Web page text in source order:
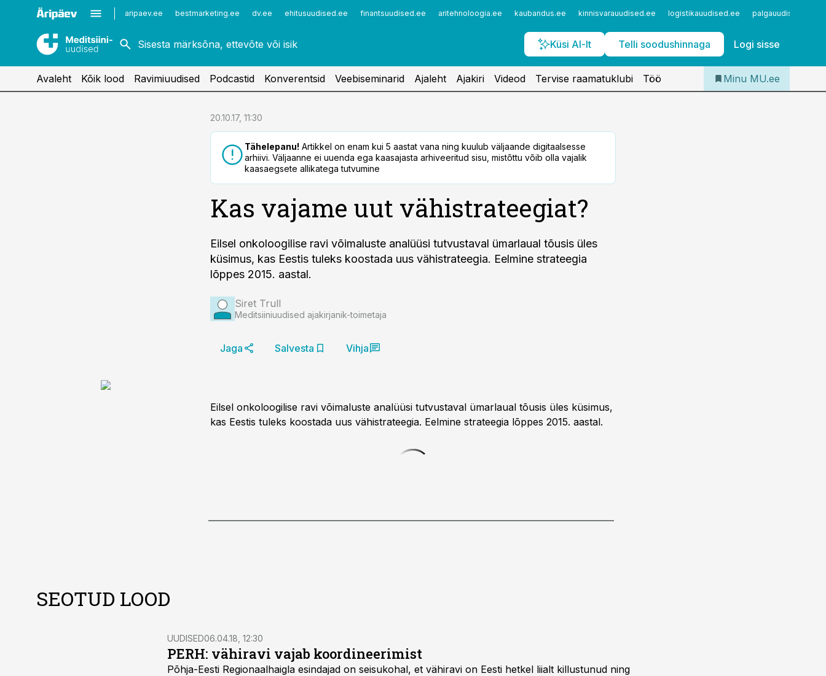
aripaev.ee bestmarketing.ee dv.ee ehitusuudised.ee finantsuudised.ee aritehnoloogia.ee kaubandus.ee kinnisvarauudised.ee logistikauudised.ee palgauudised.ee
Küsi AI-lt Telli soodushinnaga Logi sisse
Kirurgia
Naistehaigused
Vaktsineerimine
Iseteenindus
Telli Meditsiiniuudised
Avaleht Kõik lood Ravimiuudised Podcastid Konverentsid Veebiseminarid Ajaleht Ajakiri Videod Tervise raamatuklubi Töö Minu MU.ee
20.10.17, 11:30
Tähelepanu! Artikkel on enam kui 5 aastat vana ning kuulub väljaande digitaalsesse
arhiivi. Väljaanne ei uuenda ega kaasajasta arhiveeritud sisu, mistõttu võib olla vajalik
kaasaegsete allikatega tutvumine
Kas vajame uut vähistrateegiat?
Eilsel onkoloogilise ravi võimaluste analüüsi tutvustaval ümarlaual tõusis üles
küsimus, kas Eestis tuleks koostada uus vähistrateegia. Eelmine strateegia
lõppes 2015. aastal.
Siret Trull
Meditsiiniuudised ajakirjanik-toimetaja
Jaga Salvesta Vihja
Eilsel onkoloogilise ravi võimaluste analüüsi tutvustaval ümarlaual tõusis üles küsimus,
kas Eestis tuleks koostada uus vähistrateegia. Eelmine strateegia lõppes 2015. aastal.
SEOTUD LOOD
UUDISED06.04.18, 12:30
PERH: vähiravi vajab koordineerimist
Põhja-Eesti Regionaalhaigla esindajad on seisukohal, et vähiravi on Eesti hetkel liialt killustunud ning